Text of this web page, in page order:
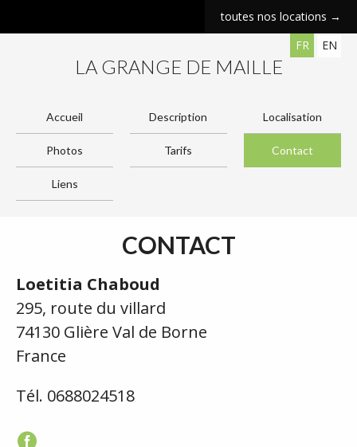
toutes nos locations →
LA GRANGE DE MAILLE
FR EN
Accueil Description Localisation
Photos Tarifs Contact
Liens
CONTACT
Loetitia Chaboud
295, route du villard
74130 Glière Val de Borne
France
Tél. 0688024518